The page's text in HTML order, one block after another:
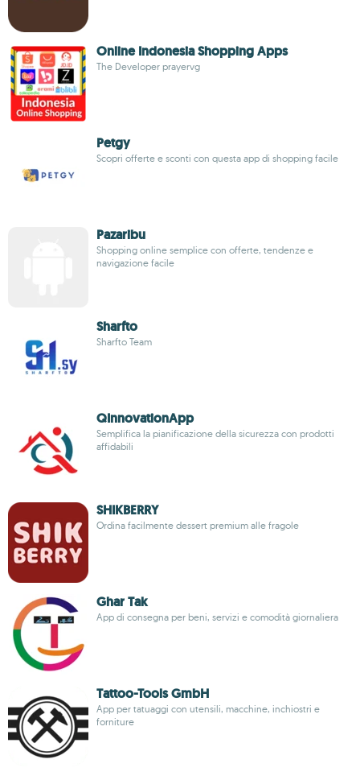
Online Indonesia Shopping Apps
The Developer prayervg
Petgy
Scopri offerte e sconti con questa app di shopping facile
Pazaribu
Shopping online semplice con offerte, tendenze e
navigazione facile
Sharfto
Sharfto Team
QInnovationApp
Semplifica la pianificazione della sicurezza con prodotti
affidabili
SHIKBERRY
Ordina facilmente dessert premium alle fragole
Ghar Tak
App di consegna per beni, servizi e comodità giornaliera
Tattoo-Tools GmbH
App per tatuaggi con utensili, macchine, inchiostri e
forniture